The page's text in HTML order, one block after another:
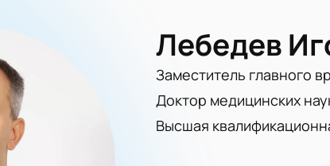
Лебедев
Заместитель главного
Доктор медицинских
Высшая